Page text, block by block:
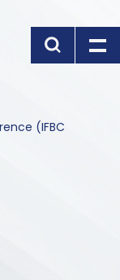
(IFBC